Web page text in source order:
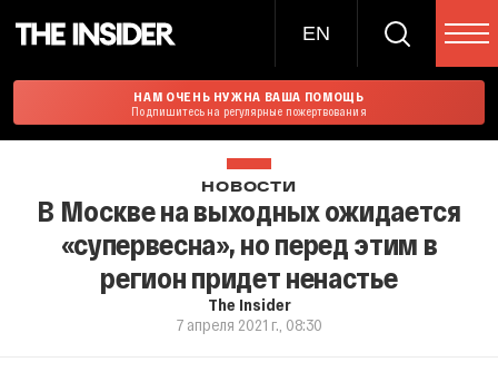
EN
НАМ ОЧЕНЬ НУЖНА ВАША ПОМОЩЬ
Подпишитесь на регулярные пожертвования
НОВОСТИ
В Москве на выходных ожидается
«супервесна», но перед этим в
регион придет ненастье
The Insider
7 апреля 2021 г., 08:30